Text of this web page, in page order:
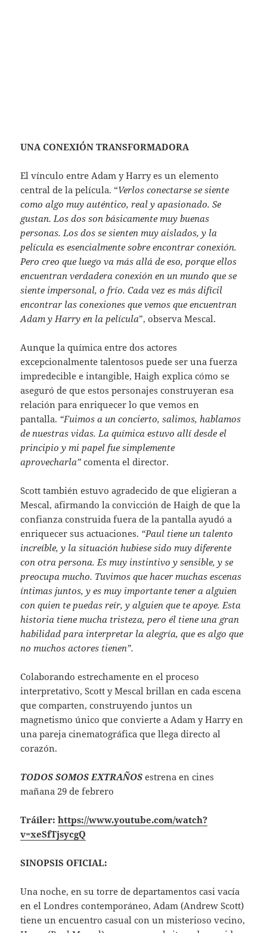
UNA CONEXIÓN TRANSFORMADORA
El vínculo entre Adam y Harry es un elemento
central de la película. “Verlos conectarse se siente
como algo muy auténtico, real y apasionado. Se
gustan. Los dos son básicamente muy buenas
personas. Los dos se sienten muy aislados, y la
película es esencialmente sobre encontrar conexión.
Pero creo que luego va más allá de eso, porque ellos
encuentran verdadera conexión en un mundo que se
siente impersonal, o frío. Cada vez es más difícil
encontrar las conexiones que vemos que encuentran
Adam y Harry en la película”, observa Mescal.
Aunque la química entre dos actores
excepcionalmente talentosos puede ser una fuerza
impredecible e intangible, Haigh explica cómo se
aseguró de que estos personajes construyeran esa
relación para enriquecer lo que vemos en
pantalla. “Fuimos a un concierto, salimos, hablamos
de nuestras vidas. La química estuvo allí desde el
principio y mi papel fue simplemente
aprovecharla”comenta el director.
Scott también estuvo agradecido de que eligieran a
Mescal, afirmando la convicción de Haigh de que la
confianza construida fuera de la pantalla ayudó a
enriquecer sus actuaciones. “Paul tiene un talento
increíble, y la situación hubiese sido muy diferente
con otra persona. Es muy instintivo y sensible, y se
preocupa mucho. Tuvimos que hacer muchas escenas
íntimas juntos, y es muy importante tener a alguien
con quien te puedas reír, y alguien que te apoye. Esta
historia tiene mucha tristeza, pero él tiene una gran
habilidad para interpretar la alegría, que es algo que
no muchos actores tienen”.
Colaborando estrechamente en el proceso
interpretativo, Scott y Mescal brillan en cada escena
que comparten, construyendo juntos un
magnetismo único que convierte a Adam y Harry en
una pareja cinematográfica que llega directo al
corazón.
TODOS SOMOS EXTRAÑOSestrena en cines
mañana 29 de febrero
Tráiler:https://www.youtube.com/watch?
v=xeSfTjsycgQ
SINOPSIS OFICIAL:
Una noche, en su torre de departamentos casi vacía
en el Londres contemporáneo, Adam (Andrew Scott)
tiene un encuentro casual con un misterioso vecino,